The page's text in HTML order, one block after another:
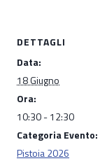
DETTAGLI
Data:
18 Giugno
Ora:
10:30 - 12:30
Categoria Evento:
Pistoia 2026